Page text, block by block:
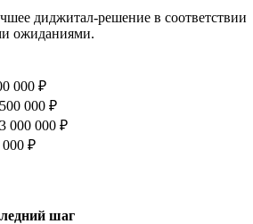
диджитал-решение в соответствии
ожиданиями.
000 ₽
000 ₽
000 000 ₽
₽
шаг